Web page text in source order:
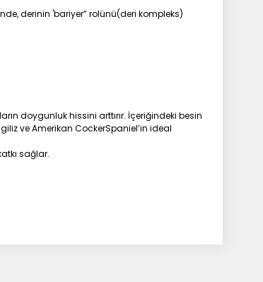
derinin 'bariyer” rolünü(deri kompleks)
doygunluk hissini arttırır. İçeriğindeki besin
ve Amerikan CockerSpaniel’in ideal
sağlar.